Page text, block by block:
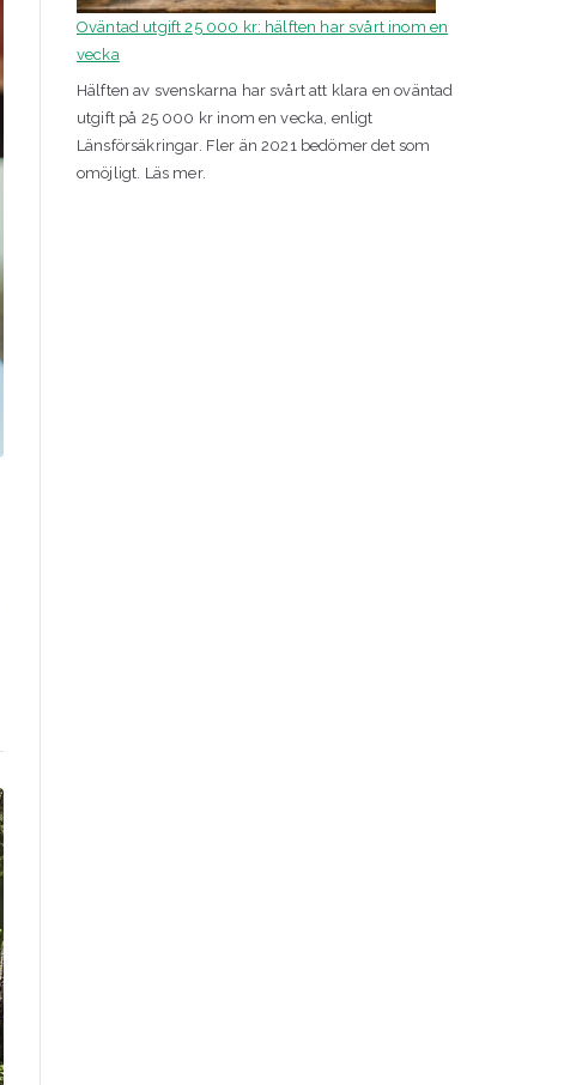
Oväntad utgift 25 000 kr: hälften har svårt inom en
vecka
Hälften av svenskarna har svårt att klara en oväntad
utgift på 25 000 kr inom en vecka, enligt
Länsförsäkringar. Fler än 2021 bedömer det som
omöjligt. Läs mer.